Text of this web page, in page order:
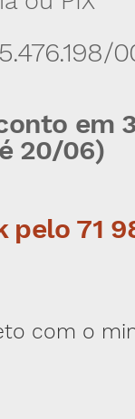
em
20/06)
71
com o